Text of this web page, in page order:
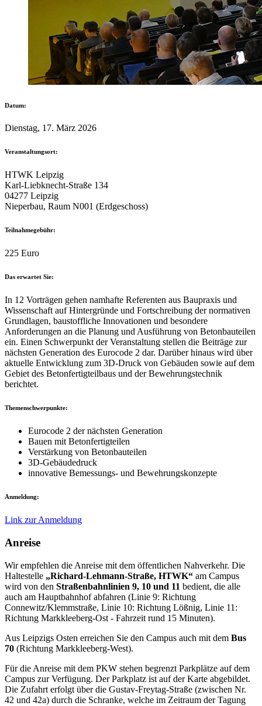
Datum:
Dienstag, 17. März 2026
Veranstaltungsort:
HTWK Leipzig
Karl-Liebknecht-Straße 134
04277 Leipzig
Nieperbau, Raum N001 (Erdgeschoss)
Teilnahmegebühr:
225 Euro
Das erwartet Sie:
In 12 Vorträgen gehen namhafte Referenten aus Baupraxis und
Wissenschaft auf Hintergründe und Fortschreibung der normativen
Grundlagen, baustoffliche Innovationen und besondere
Anforderungen an die Planung und Ausführung von Betonbauteilen
ein. Einen Schwerpunkt der Veranstaltung stellen die Beiträge zur
nächsten Generation des Eurocode 2 dar. Darüber hinaus wird über
aktuelle Entwicklung zum 3D-Druck von Gebäuden sowie auf dem
Gebiet des Betonfertigteilbaus und der Bewehrungstechnik
berichtet.
Themenschwerpunkte:
Eurocode 2 der nächsten Generation
Bauen mit Betonfertigteilen
Verstärkung von Betonbauteilen
3D-Gebäudedruck
innovative Bemessungs- und Bewehrungskonzepte
Anmeldung:
Link zur Anmeldung
Anreise
Wir empfehlen die Anreise mit dem öffentlichen Nahverkehr. Die
Haltestelle „Richard-Lehmann-Straße, HTWK“ am Campus
wird von den Straßenbahnlinien 9, 10 und 11 bedient, die alle
auch am Hauptbahnhof abfahren (Linie 9: Richtung
Connewitz/Klemmstraße, Linie 10: Richtung Lößnig, Linie 11:
Richtung Markkleeberg-Ost - Fahrzeit rund 15 Minuten).
Aus Leipzigs Osten erreichen Sie den Campus auch mit dem Bus
70 (Richtung Markkleeberg-West).
Für die Anreise mit dem PKW stehen begrenzt Parkplätze auf dem
Campus zur Verfügung. Der Parkplatz ist auf der Karte abgebildet.
Die Zufahrt erfolgt über die Gustav-Freytag-Straße (zwischen Nr.
42 und 42a) durch die Schranke, welche im Zeitraum der Tagung